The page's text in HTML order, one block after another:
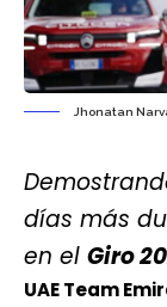
Jhonatan
días más
en el Giro
UAE Team